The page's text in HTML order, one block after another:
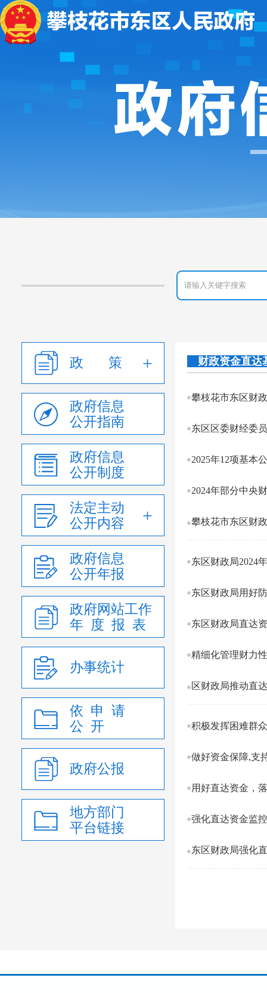
政 策
政府信息
公开指南
政府信息
公开制度
法定主动
公开内容
政府信息
公开年报
政府网站工作
年 度 报 表
办事统计
依 申 请
公 开
政府公报
地方部门
平台链接
财政资金直达
攀枝花市东区财
东区区委财经委
2025年12项基本
2024年部分中央
攀枝花市东区财
东区财政局2024
东区财政局用好
东区财政局直达
精细化管理财力
区财政局推动直
积极发挥困难群
做好资金保障,支
用好直达资金，
强化直达资金监
东区财政局强化